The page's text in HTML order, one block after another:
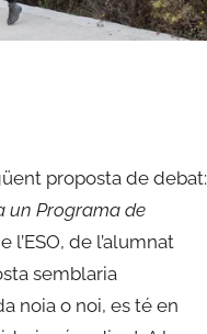
proposta de debat:
un Programa de
de l’alumnat
semblaria
noia o noi, es té en